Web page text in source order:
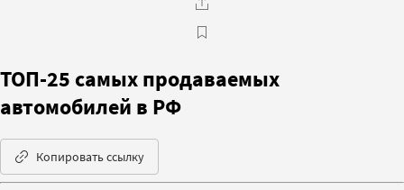
TOП-25 самых продаваемых
автомобилей в РФ
Копировать ссылку